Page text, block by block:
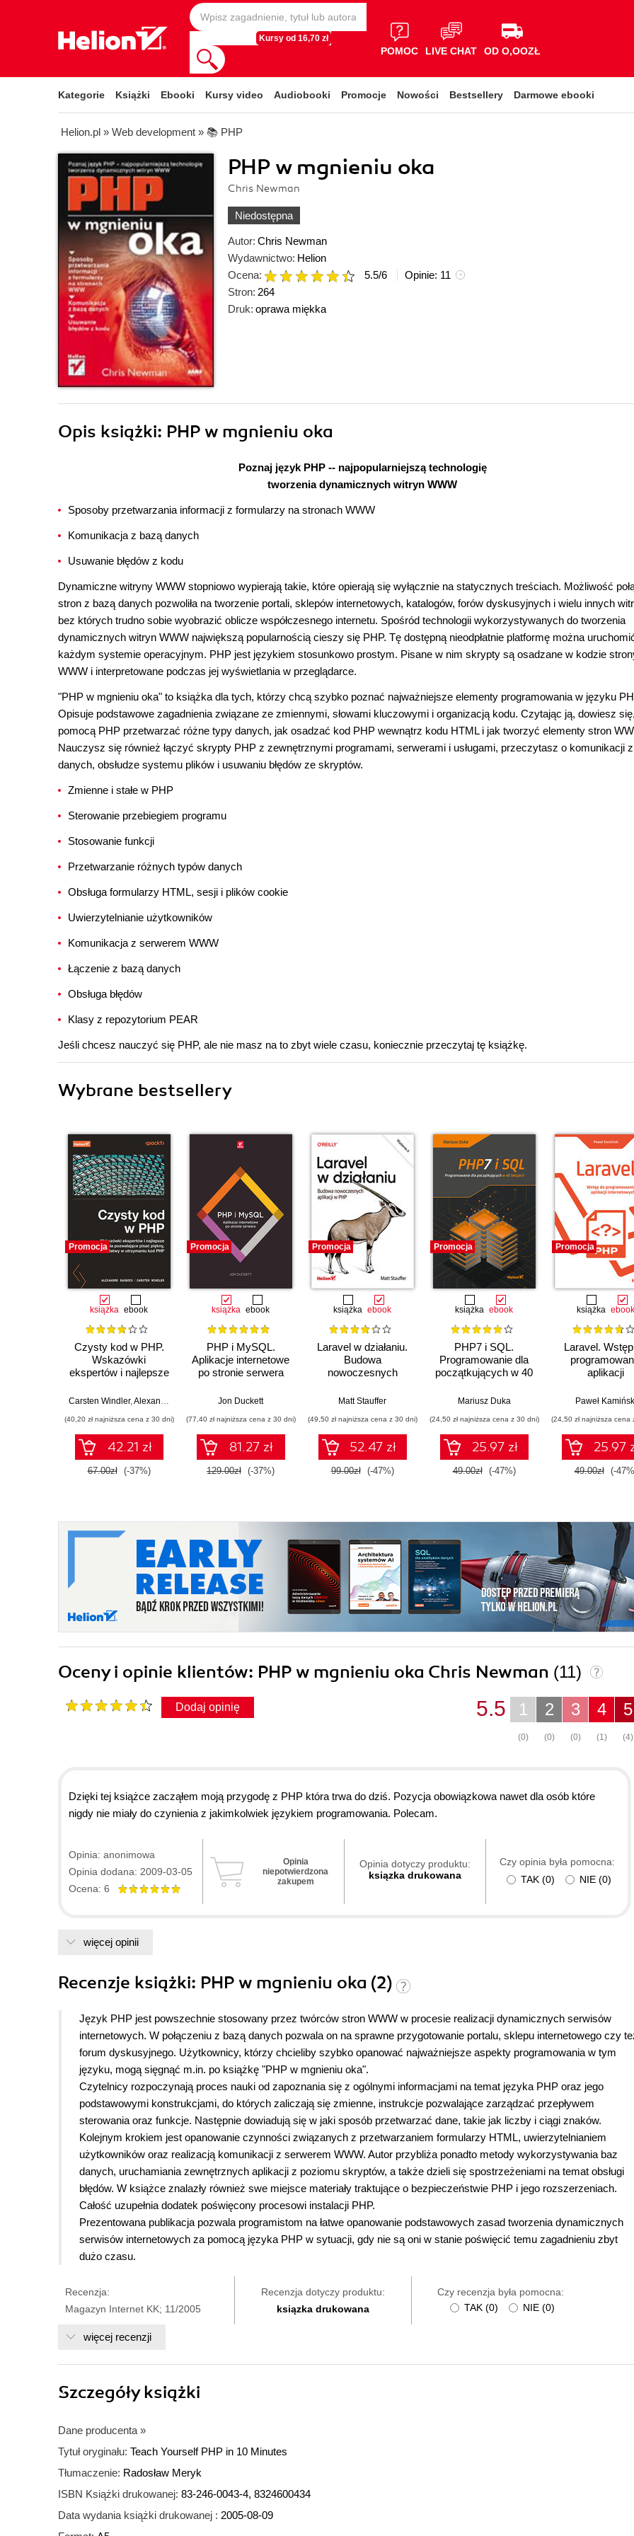
Kursy od 16,70 zł
POMOC LIVE CHAT OD O,OOZŁ
Kategorie Książki Ebooki Kursy video Audiobooki Promocje Nowości Bestsellery Darmowe ebooki
Helion.pl » Web development » 📚 PHP
PHP w mgnieniu oka
Chris Newman
Niedostępna
Autor: Chris Newman
Wydawnictwo: Helion
Ocena:
5.5/6 Opinie: 11
Stron: 264
Druk: oprawa miękka
Opis książki: PHP w mgnieniu oka
Poznaj język PHP -- najpopularniejszą technologię
tworzenia dynamicznych witryn WWW
Sposoby przetwarzania informacji z formularzy na stronach WWW
Komunikacja z bazą danych
Usuwanie błędów z kodu
Dynamiczne witryny WWW stopniowo wypierają takie, które opierają się wyłącznie na statycznych treściach. Możliwość
stron z bazą danych pozwoliła na tworzenie portali, sklepów internetowych, katalogów, forów dyskusyjnych i wielu innych
bez których trudno sobie wyobrazić oblicze współczesnego internetu. Spośród technologii wykorzystywanych do tworzenia
dynamicznych witryn WWW największą popularnością cieszy się PHP. Tę dostępną nieodpłatnie platformę można
każdym systemie operacyjnym. PHP jest językiem stosunkowo prostym. Pisane w nim skrypty są osadzane w kodzie
WWW i interpretowane podczas jej wyświetlania w przeglądarce.
"PHP w mgnieniu oka" to książka dla tych, którzy chcą szybko poznać najważniejsze elementy programowania w języku
Opisuje podstawowe zagadnienia związane ze zmiennymi, słowami kluczowymi i organizacją kodu. Czytając ją, dowiesz
pomocą PHP przetwarzać różne typy danych, jak osadzać kod PHP wewnątrz kodu HTML i jak tworzyć elementy stron
Nauczysz się również łączyć skrypty PHP z zewnętrznymi programami, serwerami i usługami, przeczytasz o komunikacji
danych, obsłudze systemu plików i usuwaniu błędów ze skryptów.
Zmienne i stałe w PHP
Sterowanie przebiegiem programu
Stosowanie funkcji
Przetwarzanie różnych typów danych
Obsługa formularzy HTML, sesji i plików cookie
Uwierzytelnianie użytkowników
Komunikacja z serwerem WWW
Łączenie z bazą danych
Obsługa błędów
Klasy z repozytorium PEAR
Jeśli chcesz nauczyć się PHP, ale nie masz na to zbyt wiele czasu, koniecznie przeczytaj tę książkę.
Wybrane bestsellery
Promocja
książka ebook
Czysty kod w PHP.
Wskazówki
ekspertów i najlepsze
pozwalające pisać
łatwy w utrzymaniu
kod PHP
Carsten Windler,Alexandre Daubois
(40,20 zł najniższa cena z 30 dni)
42.21 zł
67.00zł (-37%)
Promocja
książka ebook
PHP i MySQL.
Aplikacje internetowe
po stronie serwera
Jon Duckett
(77,40 zł najniższa cena z 30 dni)
81.27 zł
129.00zł (-37%)
Promocja
książka ebook
Laravel w działaniu.
Budowa
nowoczesnych
Wydanie II
Matt Stauffer
(49,50 zł najniższa cena z 30 dni)
52.47 zł
99.00zł (-47%)
Promocja
książka ebook
PHP7 i SQL.
Programowanie dla
początkujących w 40
Mariusz Duka
(24,50 zł najniższa cena z 30 dni)
25.97 zł
49.00zł (-47%)
Promocja
książka ebook
Laravel.
aplikacji
Paweł
(24,50 zł najniższa cena
25.97
49.00zł (-
Oceny i opinie klientów: PHP w mgnieniu oka Chris Newman (11)
Dodaj opinię 5
(4)
4
(1)
3
(0)
2
(0)
1
(0)
5.5
Dzięki tej książce zacząłem moją przygodę z PHP która trwa do dziś. Pozycja obowiązkowa nawet dla osób które
nigdy nie miały do czynienia z jakimkolwiek językiem programowania. Polecam.
Opinia: anonimowa
Opinia dodana: 2009-03-05
Ocena: 6
Opinia
niepotwierdzona
zakupem
Opinia dotyczy produktu:
ksiązka drukowana
Czy opinia była pomocna:
TAK (0) NIE (0)
więcej opinii
Recenzje książki: PHP w mgnieniu oka (2)
Język PHP jest powszechnie stosowany przez twórców stron WWW w procesie realizacji dynamicznych serwisów
internetowych. W połączeniu z bazą danych pozwala on na sprawne przygotowanie portalu, sklepu internetowego czy
forum dyskusyjnego. Użytkownicy, którzy chcieliby szybko opanować najważniejsze aspekty programowania w tym
języku, mogą sięgnąć m.in. po książkę "PHP w mgnieniu oka".
Czytelnicy rozpoczynają proces nauki od zapoznania się z ogólnymi informacjami na temat języka PHP oraz jego
podstawowymi konstrukcjami, do których zaliczają się zmienne, instrukcje pozwalające zarządzać przepływem
sterowania oraz funkcje. Następnie dowiadują się w jaki sposób przetwarzać dane, takie jak liczby i ciągi znaków.
Kolejnym krokiem jest opanowanie czynności związanych z przetwarzaniem formularzy HTML, uwierzytelnianiem
użytkowników oraz realizacją komunikacji z serwerem WWW. Autor przybliża ponadto metody wykorzystywania baz
danych, uruchamiania zewnętrznych aplikacji z poziomu skryptów, a także dzieli się spostrzeżeniami na temat obsługi
błędów. W książce znalazły również swe miejsce materiały traktujące o bezpieczeństwie PHP i jego rozszerzeniach.
Całość uzupełnia dodatek poświęcony procesowi instalacji PHP.
Prezentowana publikacja pozwala programistom na łatwe opanowanie podstawowych zasad tworzenia dynamicznych
serwisów internetowych za pomocą języka PHP w sytuacji, gdy nie są oni w stanie poświęcić temu zagadnieniu zbyt
dużo czasu.
Recenzja:
Magazyn Internet KK; 11/2005
Recenzja dotyczy produktu:
ksiązka drukowana
Czy recenzja była pomocna:
TAK (0) NIE (0)
więcej recenzji
Szczegółyksiążki
Dane producenta »
Tytuł oryginału: Teach Yourself PHP in 10 Minutes
Tłumaczenie: Radosław Meryk
ISBN Książki drukowanej: 83-246-0043-4, 8324600434
Data wydania książki drukowanej : 2005-08-09